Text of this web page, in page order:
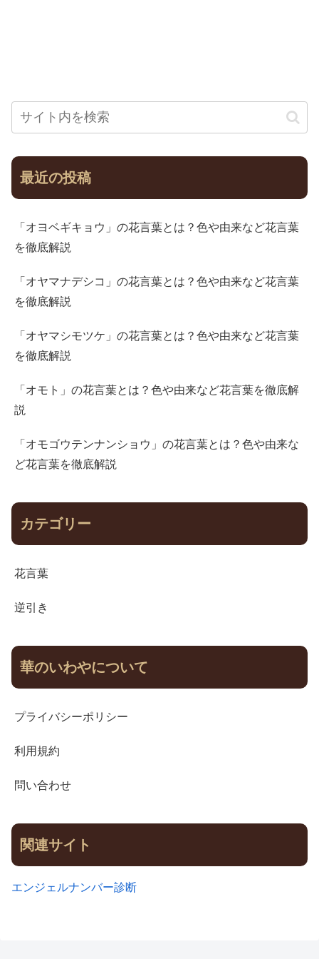
最近の投稿
「オヨベギキョウ」の花言葉とは？色や由来など花言葉
を徹底解説
「オヤマナデシコ」の花言葉とは？色や由来など花言葉
を徹底解説
「オヤマシモツケ」の花言葉とは？色や由来など花言葉
を徹底解説
「オモト」の花言葉とは？色や由来など花言葉を徹底解
説
「オモゴウテンナンショウ」の花言葉とは？色や由来な
ど花言葉を徹底解説
カテゴリー
花言葉
逆引き
華のいわやについて
プライバシーポリシー
利用規約
問い合わせ
関連サイト
エンジェルナンバー診断